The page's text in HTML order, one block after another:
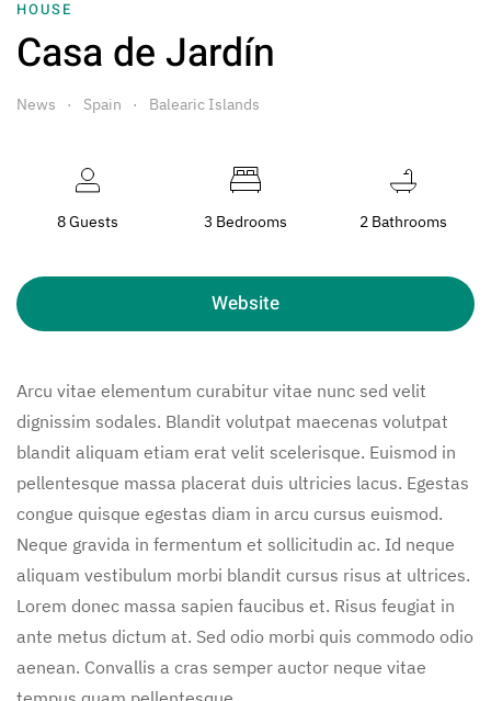
HOUSE
Casa de Jardín
News Spain Balearic Islands
8 Guests 3 Bedrooms 2 Bathrooms
Website
Arcu vitae elementum curabitur vitae nunc sed velit
dignissim sodales. Blandit volutpat maecenas volutpat
blandit aliquam etiam erat velit scelerisque. Euismod in
pellentesque massa placerat duis ultricies lacus. Egestas
congue quisque egestas diam in arcu cursus euismod.
Neque gravida in fermentum et sollicitudin ac. Id neque
aliquam vestibulum morbi blandit cursus risus at ultrices.
Lorem donec massa sapien faucibus et. Risus feugiat in
ante metus dictum at. Sed odio morbi quis commodo odio
aenean. Convallis a cras semper auctor neque vitae